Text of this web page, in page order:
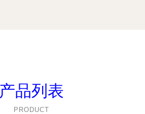
产品列表
PRODUCT